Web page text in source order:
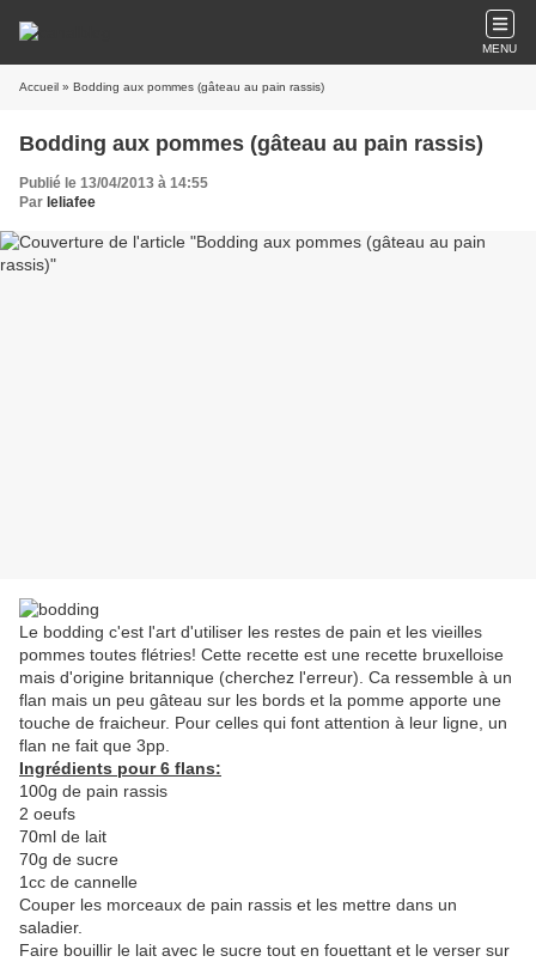
MENU
Accueil » Bodding aux pommes (gâteau au pain rassis)
Bodding aux pommes (gâteau au pain rassis)
Publié le 13/04/2013 à 14:55
Par leliafee
Le bodding c'est l'art d'utiliser les restes de pain et les vieilles
pommes toutes flétries! Cette recette est une recette bruxelloise
mais d'origine britannique (cherchez l'erreur). Ca ressemble à un
flan mais un peu gâteau sur les bords et la pomme apporte une
touche de fraicheur. Pour celles qui font attention à leur ligne, un
flan ne fait que 3pp.
Ingrédients pour 6 flans:
100g de pain rassis
2 oeufs
70ml de lait
70g de sucre
1cc de cannelle
Couper les morceaux de pain rassis et les mettre dans un
saladier.
Faire bouillir le lait avec le sucre tout en fouettant et le verser sur